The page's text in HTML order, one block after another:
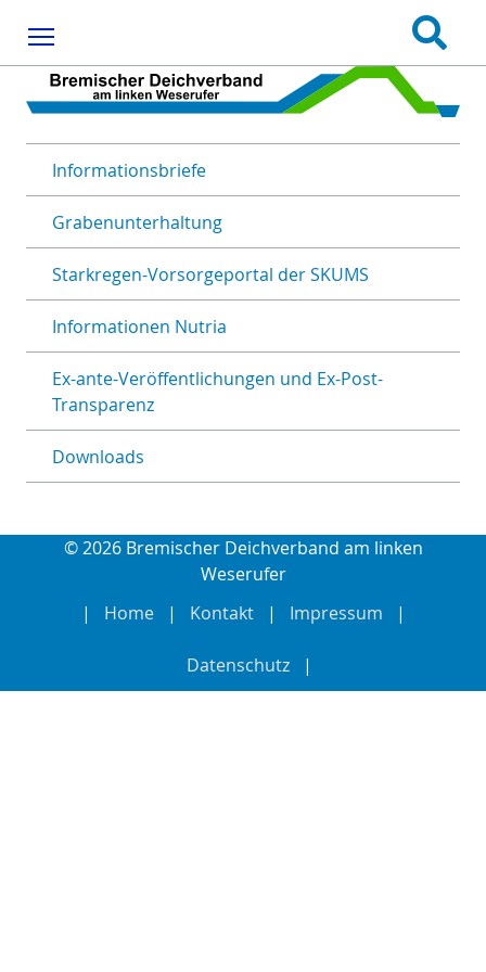
Informationsbriefe
Grabenunterhaltung
Starkregen-Vorsorgeportal der SKUMS
Informationen Nutria
Ex-ante-Veröffentlichungen und Ex-Post-
Transparenz
Downloads
© 2026 Bremischer Deichverband am linken
Weserufer
Home
Kontakt Impressum
Datenschutz